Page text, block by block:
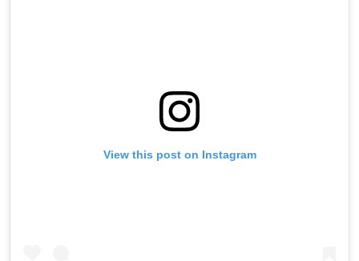
View this post on Instagram